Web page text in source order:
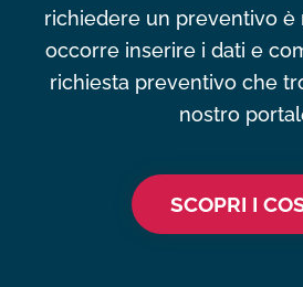
richiedere un preventivo è
occorre inserire i dati e
richiesta preventivo che
nostro
SCOPRI I